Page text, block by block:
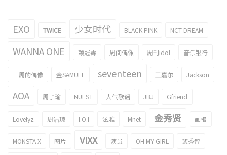
EXO TWICE 少女时代 BLACK PINK NCT DREAM
WANNA ONE 赖冠霖 周间偶像 周刊idol 音乐银行
一周的偶像 金SAMUEL seventeen 王嘉尔 Jackson
AOA 周子瑜 NUEST 人气歌谣 JBJ Gfriend
Lovelyz 周洁琼 I.O.I 泫雅 Mnet 金秀贤 画报
MONSTA X 图片 VIXX 演员 OH MY GIRL 裴秀智